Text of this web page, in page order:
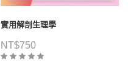
實用解剖生理學
NT$750